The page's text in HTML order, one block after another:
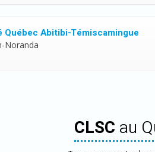
Québec Abitibi-Témiscamingue
Noranda
CLSC au